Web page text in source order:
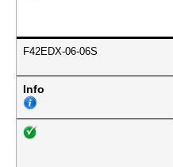
F42EDX-06-06S
Info